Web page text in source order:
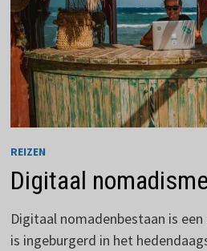
REIZEN
Digitaal
Digitaal nomadenbestaan is
is ingeburgerd in het